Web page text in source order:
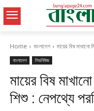
Home বাংলাদেশ মায়ের বিষ মাখানো
বাংলাদেশ লিডনিউজ
মায়ের বিষ
শিশু : নেপথ্যে